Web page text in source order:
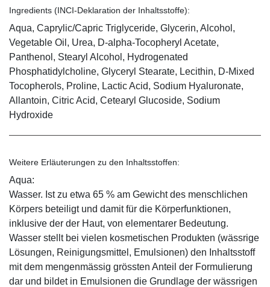
Ingredients (INCI-Deklaration der Inhaltsstoffe):
Aqua, Caprylic/Capric Triglyceride, Glycerin, Alcohol,
Vegetable Oil, Urea, D-alpha-Tocopheryl Acetate,
Panthenol, Stearyl Alcohol, Hydrogenated
Phosphatidylcholine, Glyceryl Stearate, Lecithin, D-Mixed
Tocopherols, Proline, Lactic Acid, Sodium Hyaluronate,
Allantoin, Citric Acid, Cetearyl Glucoside, Sodium
Hydroxide
Weitere Erläuterungen zu den Inhaltsstoffen:
Aqua:
Wasser. Ist zu etwa 65 % am Gewicht des menschlichen
Körpers beteiligt und damit für die Körperfunktionen,
inklusive der der Haut, von elementarer Bedeutung.
Wasser stellt bei vielen kosmetischen Produkten (wässrige
Lösungen, Reinigungsmittel, Emulsionen) den Inhaltsstoff
mit dem mengenmässig grössten Anteil der Formulierung
dar und bildet in Emulsionen die Grundlage der wässrigen